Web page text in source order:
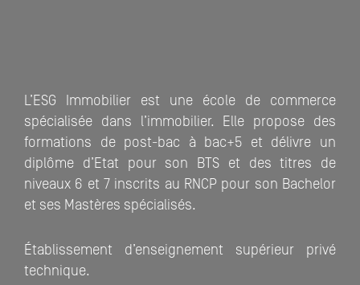
L’ESG Immobilier est une école de commerce
spécialisée dans l’immobilier. Elle propose des
formations de post-bac à bac+5 et délivre un
diplôme d’Etat pour son BTS et des titres de
niveaux 6 et 7 inscrits au RNCP pour son Bachelor
et ses Mastères spécialisés.
Établissement d’enseignement supérieur privé
technique.